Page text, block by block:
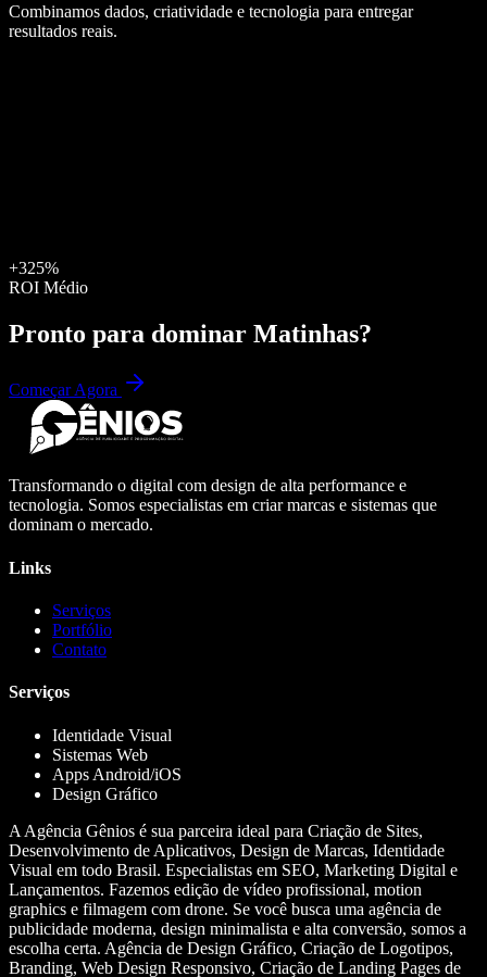
Combinamos dados, criatividade e tecnologia para entregar
resultados reais.
+325%
ROI Médio
Pronto para dominar Matinhas?
Começar Agora
Transformando o digital com design de alta performance e
tecnologia. Somos especialistas em criar marcas e sistemas que
dominam o mercado.
Links
Serviços
Portfólio
Contato
Serviços
Identidade Visual
Sistemas Web
Apps Android/iOS
Design Gráfico
A Agência Gênios é sua parceira ideal para Criação de Sites,
Desenvolvimento de Aplicativos, Design de Marcas, Identidade
Visual em todo Brasil. Especialistas em SEO, Marketing Digital e
Lançamentos. Fazemos edição de vídeo profissional, motion
graphics e filmagem com drone. Se você busca uma agência de
publicidade moderna, design minimalista e alta conversão, somos a
escolha certa. Agência de Design Gráfico, Criação de Logotipos,
Branding, Web Design Responsivo, Criação de Landing Pages de